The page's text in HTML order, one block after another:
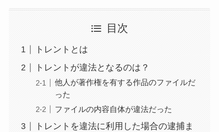
目次
トレントとは
トレントが違法となるのは？
他人が著作権を有する作品のファイルだ
った
ファイルの内容自体が違法だった
トレントを違法に利用した場合の逮捕ま